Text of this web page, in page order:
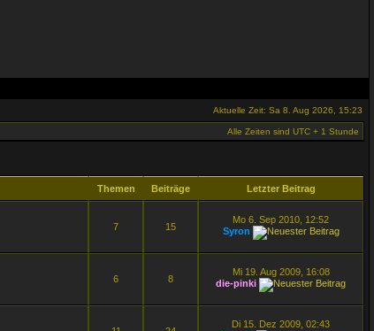
Aktuelle Zeit: Sa 8. Aug 2026, 15:23
Alle Zeiten sind UTC + 1 Stunde
Themen Beiträge Letzter Beitrag
7 15
Mo 6. Sep 2010, 12:52
Syron
6 8
Mi 19. Aug 2009, 16:08
die-pinki
Di 15. Dez 2009, 02:43